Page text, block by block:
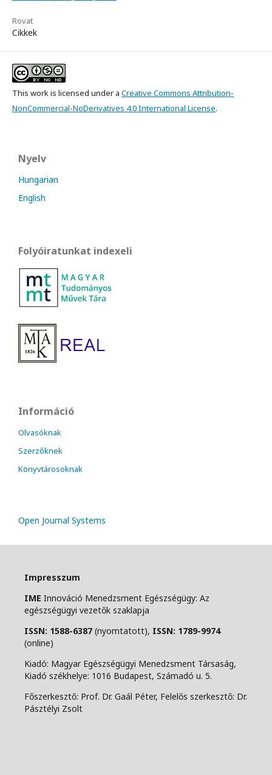
Rovat
Cikkek
This work is licensed under a Creative Commons Attribution-
NonCommercial-NoDerivatives 4.0 International License.
Nyelv
Hungarian
English
Folyóiratunkat indexeli
Információ
Olvasóknak
Szerzőknek
Könyvtárosoknak
Open Journal Systems
Impresszum
IME Innováció Menedzsment Egészségügy: Az
egészségügyi vezetők szaklapja
ISSN: 1588-6387 (nyomtatott), ISSN: 1789-9974
(online)
Kiadó: Magyar Egészségügyi Menedzsment Társaság,
Kiadó székhelye: 1016 Budapest, Számadó u. 5.
Főszerkesztő: Prof. Dr. Gaál Péter, Felelős szerkesztő: Dr.
Pásztélyi Zsolt